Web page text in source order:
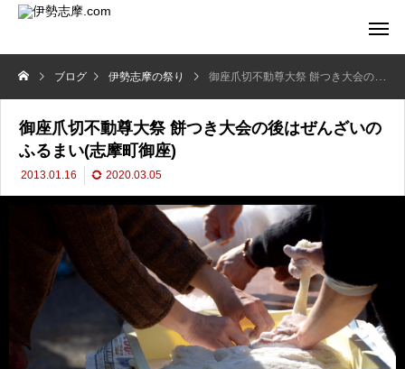
ブログ 伊勢志摩の祭り 御座爪切不動尊大祭 餅つき大会の後はぜんざいのふるまい(志摩町御座)
御座爪切不動尊大祭 餅つき大会の後はぜんざいの
ふるまい(志摩町御座)
2013.01.16 2020.03.05